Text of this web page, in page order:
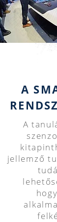
A
A
jellemző